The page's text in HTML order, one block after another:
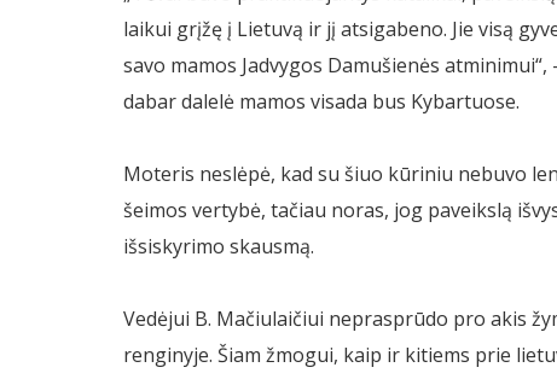
laikui grįžę į Lietuvą ir jį atsigabeno. Jie visą
savo mamos Jadvygos Damušienės
dabar dalelė mamos visada bus Kybartuose.
Moteris neslėpė, kad su šiuo kūriniu nebuvo
šeimos vertybė, tačiau noras, jog paveikslą
išsiskyrimo skausmą.
Vedėjui B. Mačiulaičiui neprasprūdo pro akis
renginyje. Šiam žmogui, kaip ir kitiems prie